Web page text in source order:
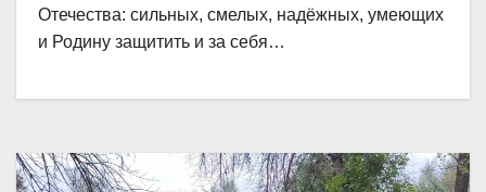
Отечества: сильных, смелых, надёжных, умеющих
и Родину защитить и за себя…